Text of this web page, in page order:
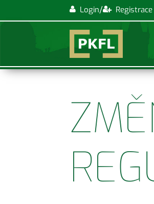
Login/ Registrace